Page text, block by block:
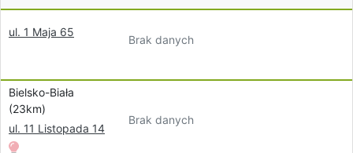
ul. 1 Maja 65
Brak danych
Bielsko-Biała
(23km)
ul. 11 Listopada 14
Brak danych